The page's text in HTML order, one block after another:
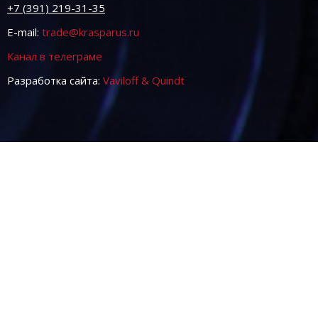
+7 (391) 219-31-35
E-mail: trade@krasparus.ru
Канал в телеграме
Разработка сайта: Vaviloff & Quindt